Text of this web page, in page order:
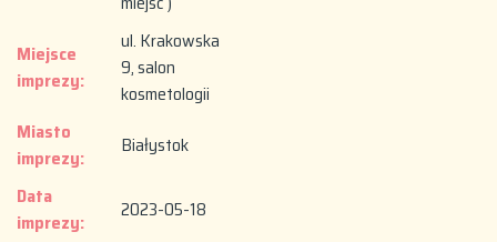
Miejsce
imprezy:
ul. Krakowska
9, salon
kosmetologii
Miasto
imprezy:
Białystok
Data
imprezy:
2023-05-18